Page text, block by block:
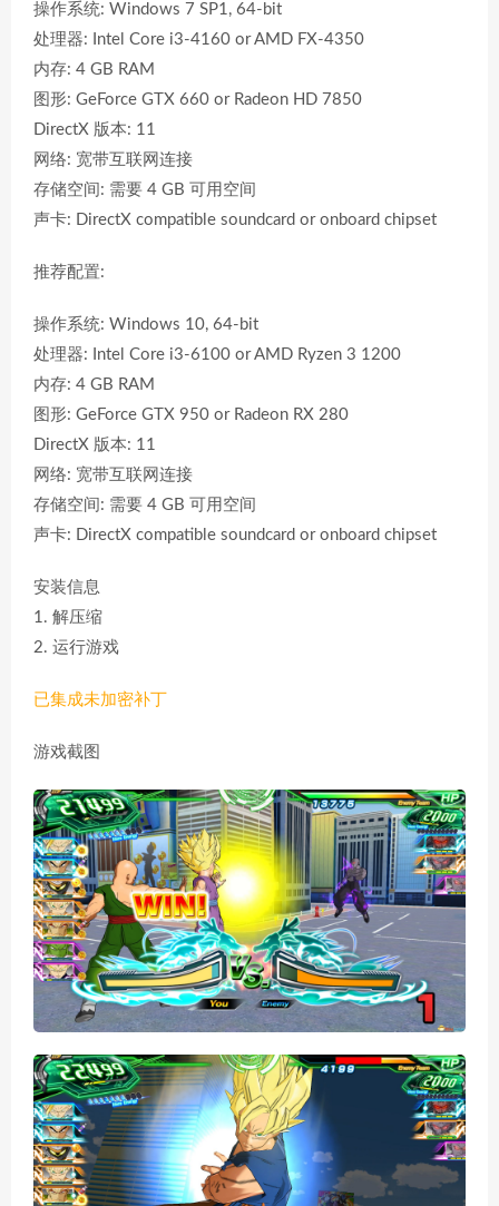
操作系统: Windows 7 SP1, 64-bit
处理器: Intel Core i3-4160 or AMD FX-4350
内存: 4 GB RAM
图形: GeForce GTX 660 or Radeon HD 7850
DirectX 版本: 11
网络: 宽带互联网连接
存储空间: 需要 4 GB 可用空间
声卡: DirectX compatible soundcard or onboard chipset
推荐配置:
操作系统: Windows 10, 64-bit
处理器: Intel Core i3-6100 or AMD Ryzen 3 1200
内存: 4 GB RAM
图形: GeForce GTX 950 or Radeon RX 280
DirectX 版本: 11
网络: 宽带互联网连接
存储空间: 需要 4 GB 可用空间
声卡: DirectX compatible soundcard or onboard chipset
安装信息
1. 解压缩
2. 运行游戏
已集成未加密补丁
游戏截图